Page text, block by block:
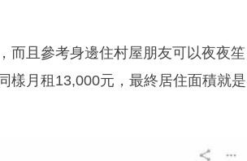
而且參考身邊住村屋朋友可以夜夜笙
樣月租13,000元，最終居住面積就是